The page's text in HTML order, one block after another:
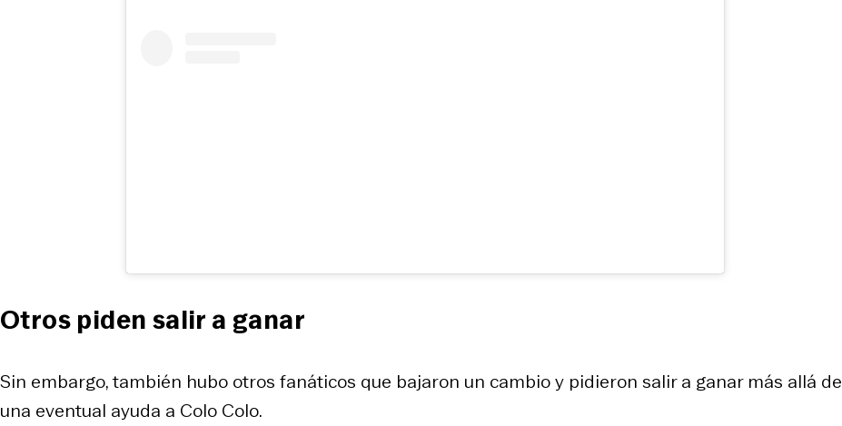
Otros piden salir a ganar
Sin embargo, también hubo otros fanáticos que bajaron un cambio y pidieron salir a ganar más allá de
una eventual ayuda a Colo Colo.